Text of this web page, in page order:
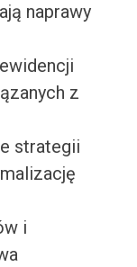
naprawy
z
strategii
i